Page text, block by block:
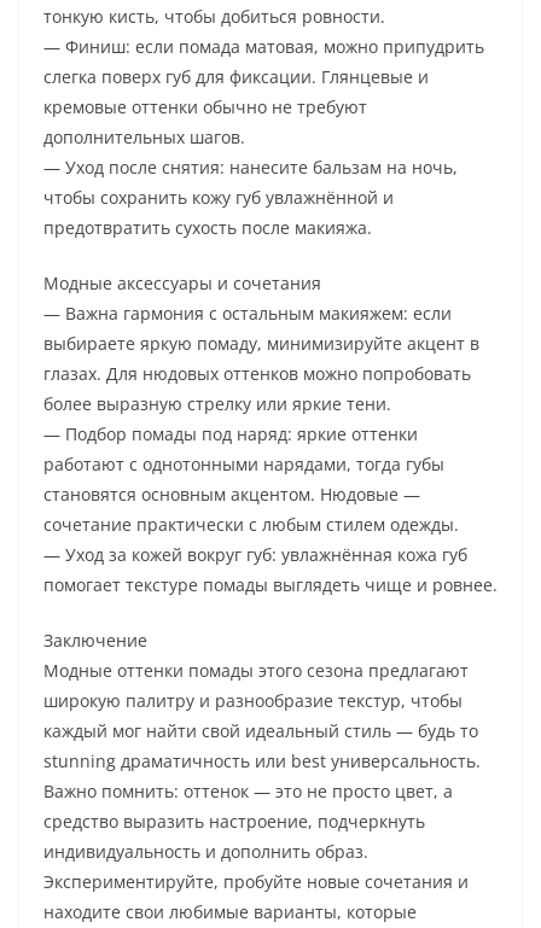
тонкую кисть, чтобы добиться ровности.
— Финиш: если помада матовая, можно припудрить
слегка поверх губ для фиксации. Глянцевые и
кремовые оттенки обычно не требуют
дополнительных шагов.
— Уход после снятия: нанесите бальзам на ночь,
чтобы сохранить кожу губ увлажнённой и
предотвратить сухость после макияжа.
Модные аксессуары и сочетания
— Важна гармония с остальным макияжем: если
выбираете яркую помаду, минимизируйте акцент в
глазах. Для нюдовых оттенков можно попробовать
более выразную стрелку или яркие тени.
— Подбор помады под наряд: яркие оттенки
работают с однотонными нарядами, тогда губы
становятся основным акцентом. Нюдовые —
сочетание практически с любым стилем одежды.
— Уход за кожей вокруг губ: увлажнённая кожа губ
помогает текстуре помады выглядеть чище и ровнее.
Заключение
Модные оттенки помады этого сезона предлагают
широкую палитру и разнообразие текстур, чтобы
каждый мог найти свой идеальный стиль — будь то
stunning драматичность или best универсальность.
Важно помнить: оттенок — это не просто цвет, а
средство выразить настроение, подчеркнуть
индивидуальность и дополнить образ.
Экспериментируйте, пробуйте новые сочетания и
находите свои любимые варианты, которые